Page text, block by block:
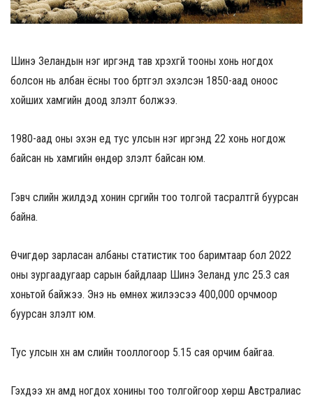
Шинэ Зеландын нэг иргэнд тав хүрэхгүй тооны хонь ногдох
болсон нь албан ёсны тоо бүртгэл эхэлсэн 1850-аад оноос
хойших хамгийн доод үзүүлэлт болжээ.
1980-аад оны эхэн үед тус улсын нэг иргэнд 22 хонь ногдож
байсан нь хамгийн өндөр үзүүлэлт байсан юм.
Гэвч сүүлийн жилүүдэд хонин сүргийн тоо толгой тасралтгүй буурсан
байна.
Өчигдөр зарласан албаны статистик тоо баримтаар бол 2022
оны зургаадугаар сарын байдлаар Шинэ Зеланд улс 25.3 сая
хоньтой байжээ. Энэ нь өмнөх жилээсээ 400,000 орчмоор
буурсан үзүүлэлт юм.
Тус улсын хүн ам сүүлийн тооллогоор 5.15 сая орчим байгаа.
Гэхдээ хүн амд ногдох хонины тоо толгойгоор хөрш Австралиас